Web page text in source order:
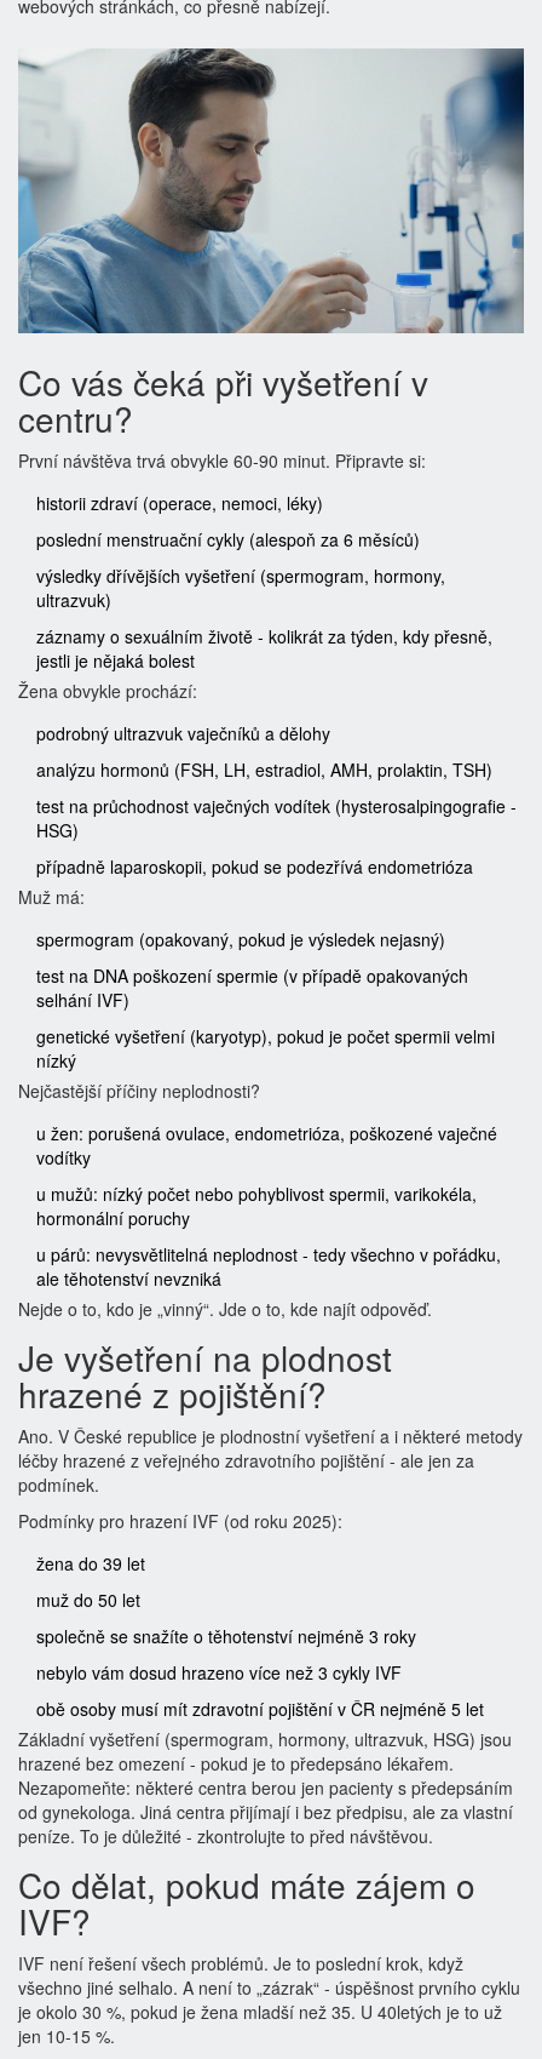
webových stránkách, co přesně nabízejí.
Co vás čeká při vyšetření v
centru?
První návštěva trvá obvykle 60-90 minut. Připravte si:
historii zdraví (operace, nemoci, léky)
poslední menstruační cykly (alespoň za 6 měsíců)
výsledky dřívějších vyšetření (spermogram, hormony,
ultrazvuk)
záznamy o sexuálním životě - kolikrát za týden, kdy přesně,
jestli je nějaká bolest
Žena obvykle prochází:
podrobný ultrazvuk vaječníků a dělohy
analýzu hormonů (FSH, LH, estradiol, AMH, prolaktin, TSH)
test na průchodnost vaječných vodítek (hysterosalpingografie -
HSG)
případně laparoskopii, pokud se podezřívá endometrióza
Muž má:
spermogram (opakovaný, pokud je výsledek nejasný)
test na DNA poškození spermie (v případě opakovaných
selhání IVF)
genetické vyšetření (karyotyp), pokud je počet spermii velmi
nízký
Nejčastější příčiny neplodnosti?
u žen: porušená ovulace, endometrióza, poškozené vaječné
vodítky
u mužů: nízký počet nebo pohyblivost spermii, varikokéla,
hormonální poruchy
u párů: nevysvětlitelná neplodnost - tedy všechno v pořádku,
ale těhotenství nevzniká
Nejde o to, kdo je „vinný“. Jde o to, kde najít odpověď.
Je vyšetření na plodnost
hrazené z pojištění?
Ano. V České republice je plodnostní vyšetření a i některé metody
léčby hrazené z veřejného zdravotního pojištění - ale jen za
podmínek.
Podmínky pro hrazení IVF (od roku 2025):
žena do 39 let
muž do 50 let
společně se snažíte o těhotenství nejméně 3 roky
nebylo vám dosud hrazeno více než 3 cykly IVF
obě osoby musí mít zdravotní pojištění v ČR nejméně 5 let
Základní vyšetření (spermogram, hormony, ultrazvuk, HSG) jsou
hrazené bez omezení - pokud je to předepsáno lékařem.
Nezapomeňte: některé centra berou jen pacienty s předepsáním
od gynekologa. Jiná centra přijímají i bez předpisu, ale za vlastní
peníze. To je důležité - zkontrolujte to před návštěvou.
Co dělat, pokud máte zájem o
IVF?
IVF není řešení všech problémů. Je to poslední krok, když
všechno jiné selhalo. A není to „zázrak“ - úspěšnost prvního cyklu
je okolo 30 %, pokud je žena mladší než 35. U 40letých je to už
jen 10-15 %.